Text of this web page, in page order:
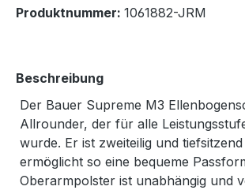
Produktnummer: 1061882-JRM
Beschreibung
Der Bauer Supreme M3
Allrounder, der für alle
wurde. Er ist zweiteilig und
ermöglicht so eine bequeme
Oberarmpolster ist unabhängig und